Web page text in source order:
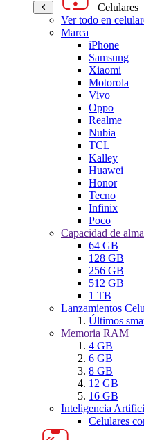
Celulares
Ver todo en
Marca
iPhone
Samsung
Xiaomi
Motorola
Vivo
Oppo
Realme
Nubia
TCL
Kalley
Huawei
Honor
Tecno
Infinix
Poco
Capacidad de
64 GB
128 GB
256 GB
512 GB
1 TB
Lanzamientos
Últimos
Memoria RAM
4 GB
6 GB
8 GB
12 GB
16 GB
Inteligencia
Celulares